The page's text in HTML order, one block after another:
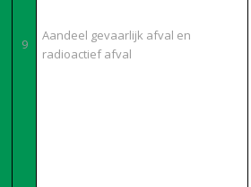
9
Aandeel gevaarlijk afval en
radioactief afval